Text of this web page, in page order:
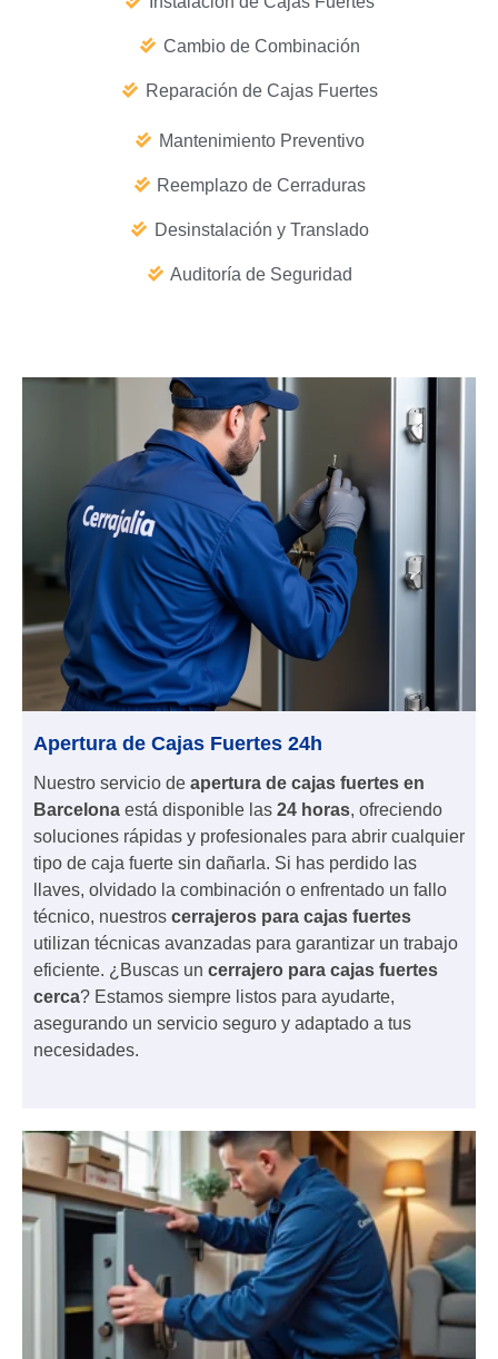
Cambio de Combinación
Reparación de Cajas Fuertes
Mantenimiento Preventivo
Reemplazo de Cerraduras
Desinstalación y Translado
Auditoría de Seguridad
Apertura de Cajas Fuertes 24h
Nuestro servicio de apertura de cajas fuertes en
Barcelona está disponible las 24 horas, ofreciendo
soluciones rápidas y profesionales para abrir cualquier
tipo de caja fuerte sin dañarla. Si has perdido las
llaves, olvidado la combinación o enfrentado un fallo
técnico, nuestros cerrajeros para cajas fuertes
utilizan técnicas avanzadas para garantizar un trabajo
eficiente. ¿Buscas un cerrajero para cajas fuertes
cerca? Estamos siempre listos para ayudarte,
asegurando un servicio seguro y adaptado a tus
necesidades.